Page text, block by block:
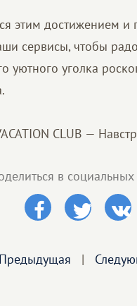
этим достижением и
сервисы, чтобы
уютного уголка
CLUB —
в социальных
|